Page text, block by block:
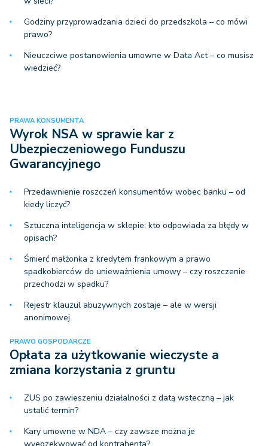
Godziny przyprowadzania dzieci do przedszkola – co mówi
prawo?
Nieuczciwe postanowienia umowne w Data Act – co musisz
wiedzieć?
PRAWA KONSUMENTA
Wyrok NSA w sprawie kar z
Ubezpieczeniowego Funduszu
Gwarancyjnego
Przedawnienie roszczeń konsumentów wobec banku – od
kiedy liczyć?
Sztuczna inteligencja w sklepie: kto odpowiada za błędy w
opisach?
Śmierć małżonka z kredytem frankowym a prawo
spadkobierców do unieważnienia umowy – czy roszczenie
przechodzi w spadku?
Rejestr klauzul abuzywnych zostaje – ale w wersji
anonimowej
PRAWO GOSPODARCZE
Opłata za użytkowanie wieczyste a
zmiana korzystania z gruntu
ZUS po zawieszeniu działalności z datą wsteczną – jak
ustalić termin?
Kary umowne w NDA – czy zawsze można je